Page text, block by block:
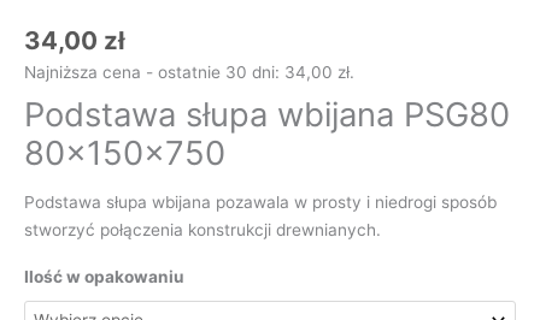
34,00 zł
Najniższa cena - ostatnie 30 dni: 34,00 zł.
Podstawa słupa wbijana PSG80
80x150x750
Podstawa słupa wbijana pozawala w prosty i niedrogi sposób
stworzyć połączenia konstrukcji drewnianych.
Ilość w opakowaniu
słupa
80x150x750